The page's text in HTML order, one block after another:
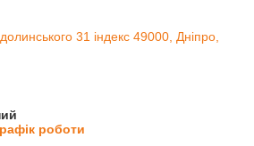
31 індекс 49000, Дніпро,
роботи